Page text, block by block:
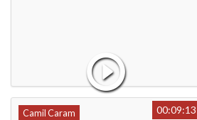
Camil Caram
00:09:13